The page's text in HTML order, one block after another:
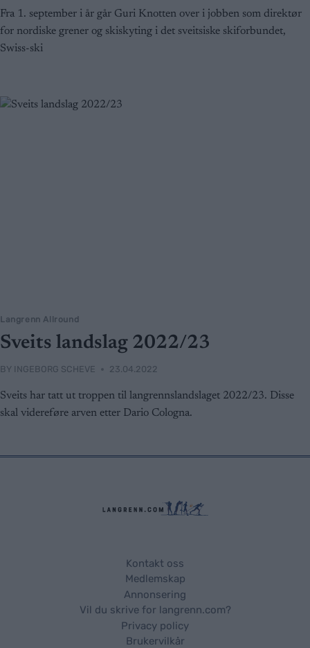
Fra 1. september i år går Guri Knotten over i jobben som direktør
for nordiske grener og skiskyting i det sveitsiske skiforbundet,
Swiss-ski
Langrenn Allround
Sveits landslag 2022/23
BY INGEBORG SCHEVE 23.04.2022
Sveits har tatt ut troppen til langrennslandslaget 2022/23. Disse
skal videreføre arven etter Dario Cologna.
Kontakt oss
Medlemskap
Annonsering
Vil du skrive for langrenn.com?
Privacy policy
Brukervilkår